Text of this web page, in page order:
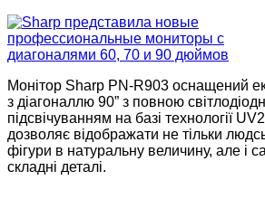
Монітор Sharp PN-R903 оснащений
з діагоналлю 90” з повною
підсвічуванням на базі технології
дозволяє відображати не тільки
фігури в натуральну величину, але і
складні деталі.